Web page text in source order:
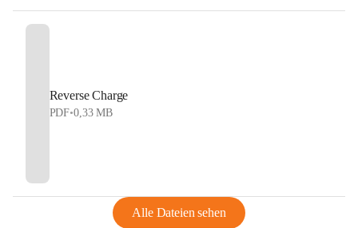
Reverse Charge
PDF•0,33 MB
Alle Dateien sehen